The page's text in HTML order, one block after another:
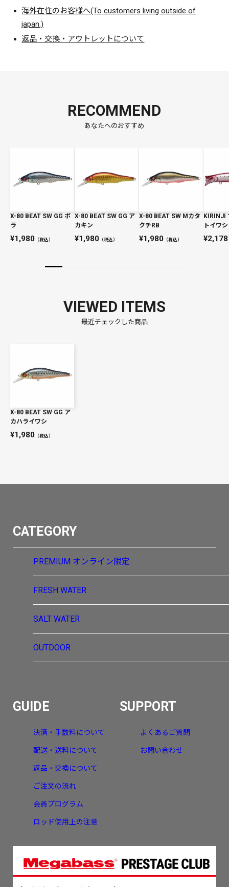
海外在住のお客様へ(To customers living outside of
japan.)
返品・交換・アウトレットについて
RECOMMEND
あなたへのおすすめ
X-80 BEAT SW GG ボ
ラ
1,980 （税込）
X-80 BEAT SW GG ア
カキン
1,980（税込）
X-80 BEAT SW Mカタ
クチRB
1,980（税込）
KIRINJI
トイワシ
2,178
VIEWED ITEMS
最近チェックした商品
X-80 BEAT SW GG ア
カハライワシ
1,980 （税込）
CATEGORY
PREMIUM オンライン限定
FRESH WATER
SALT WATER
OUTDOOR
GUIDE
決済・手数料について
配送・送料について
返品・交換について
ご注文の流れ
会員プログラム
ロッド使用上の注意
SUPPORT
よくあるご質問
お問い合わせ